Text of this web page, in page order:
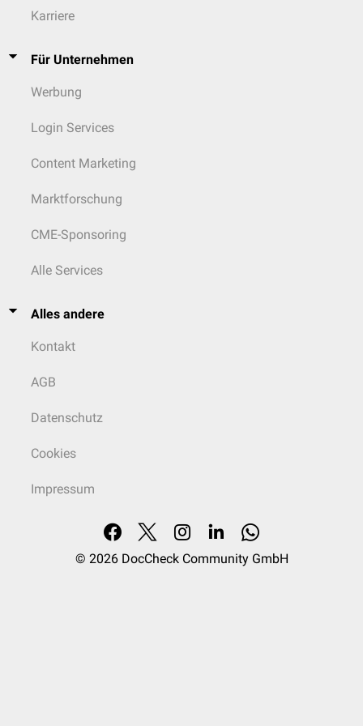
Karriere
Für Unternehmen
Werbung
Login Services
Content Marketing
Marktforschung
CME-Sponsoring
Alle Services
Alles andere
Kontakt
AGB
Datenschutz
Cookies
Impressum
© 2026 DocCheck Community GmbH